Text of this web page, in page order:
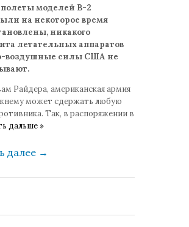
полеты моделей B-2
на некоторое время
никакого
летательных аппаратов
воздушные силы США не
Райдера, американская армия
может сдержать любую
Так, в распоряжении в
дальше »
далее →